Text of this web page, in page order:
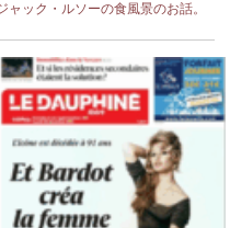
ャック・ルソーの食風景のお話。